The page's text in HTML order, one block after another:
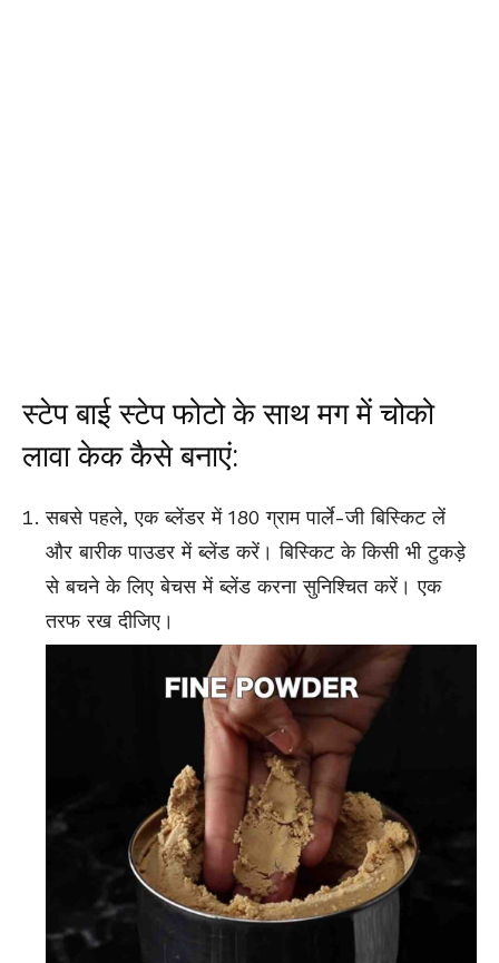
स्टेप बाई स्टेप फोटो के साथ मग में चोको
लावा केक कैसे बनाएं:
सबसे पहले, एक ब्लेंडर में 180 ग्राम पार्ले-जी बिस्किट लें
और बारीक पाउडर में ब्लेंड करें। बिस्किट के किसी भी टुकड़े
से बचने के लिए बेचस में ब्लेंड करना सुनिश्चित करें। एक
तरफ रख दीजिए।